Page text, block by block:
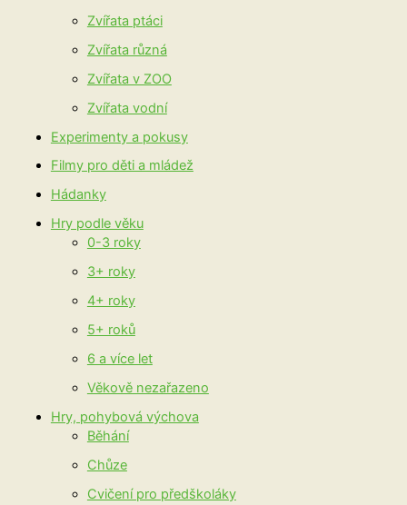
Zvířata ptáci
Zvířata různá
Zvířata v ZOO
Zvířata vodní
Experimenty a pokusy
Filmy pro děti a mládež
Hádanky
Hry podle věku
0-3 roky
3+ roky
4+ roky
5+ roků
6 a více let
Věkově nezařazeno
Hry, pohybová výchova
Běhání
Chůze
Cvičení pro předškoláky